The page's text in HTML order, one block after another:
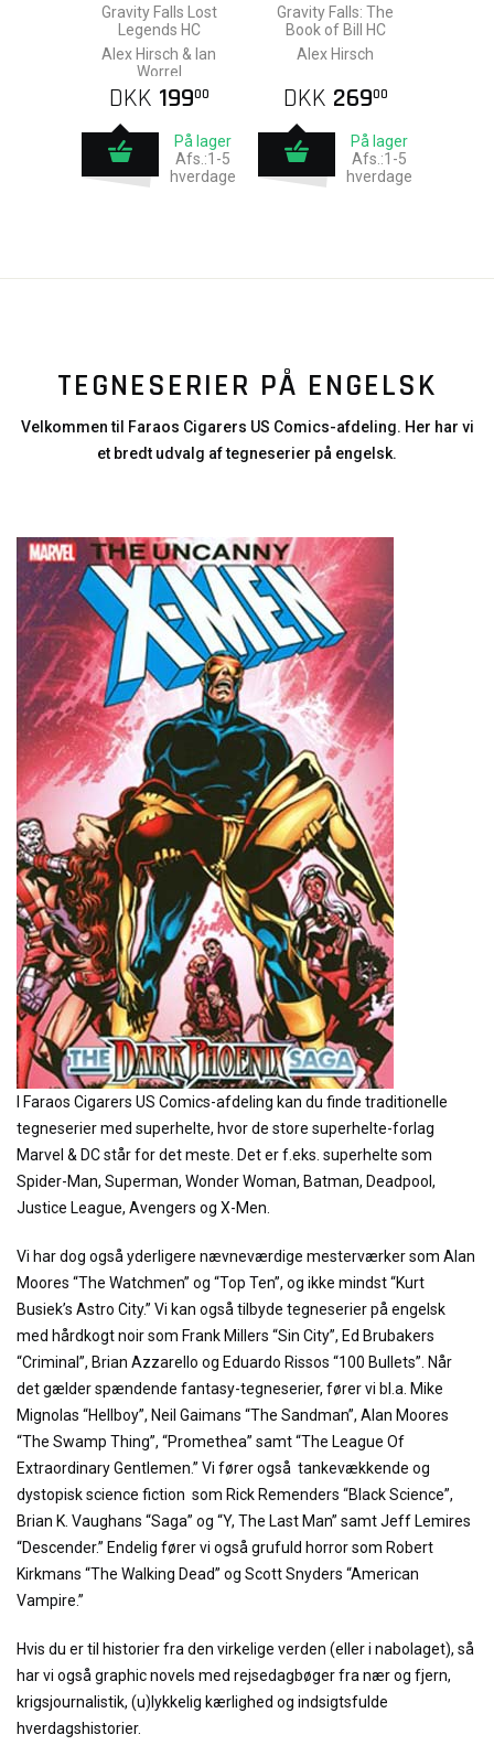
Gravity Falls Lost
Legends HC
Alex Hirsch & Ian
Worrel
DKK 19900
På lager
Afs.:1-5
hverdage
Gravity Falls: The
Book of Bill HC
Alex Hirsch
DKK 26900
På lager
Afs.:1-5
hverdage
TEGNESERIER PÅ ENGELSK
Velkommen til Faraos Cigarers US Comics-afdeling. Her har vi
et bredt udvalg af tegneserier på engelsk.
I Faraos Cigarers US Comics-afdeling kan du finde traditionelle
tegneserier med superhelte, hvor de store superhelte-forlag
Marvel & DC står for det meste. Det er f.eks. superhelte som
Spider-Man, Superman, Wonder Woman, Batman, Deadpool,
Justice League, Avengers og X-Men.
Vi har dog også yderligere nævneværdige mesterværker som Alan
Moores “The Watchmen” og “Top Ten”, og ikke mindst “Kurt
Busiek’s Astro City.” Vi kan også tilbyde tegneserier på engelsk
med hårdkogt noir som Frank Millers “Sin City”, Ed Brubakers
“Criminal”, Brian Azzarello og Eduardo Rissos “100 Bullets”. Når
det gælder spændende fantasy-tegneserier, fører vi bl.a. Mike
Mignolas “Hellboy”, Neil Gaimans “The Sandman”, Alan Moores
“The Swamp Thing”, “Promethea” samt “The League Of
Extraordinary Gentlemen.” Vi fører også tankevækkende og
dystopisk science fiction som Rick Remenders “Black Science”,
Brian K. Vaughans “Saga” og “Y, The Last Man” samt Jeff Lemires
“Descender.” Endelig fører vi også grufuld horror som Robert
Kirkmans “The Walking Dead” og Scott Snyders “American
Vampire.”
Hvis du er til historier fra den virkelige verden (eller i nabolaget), så
har vi også graphic novels med rejsedagbøger fra nær og fjern,
krigsjournalistik, (u)lykkelig kærlighed og indsigtsfulde
hverdagshistorier.